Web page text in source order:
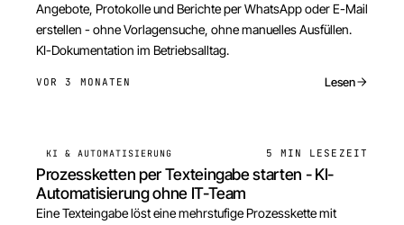
Angebote, Protokolle und Berichte per WhatsApp oder E-Mail
erstellen - ohne Vorlagensuche, ohne manuelles Ausfüllen.
KI-Dokumentation im Betriebsalltag.
VOR 3 MONATEN Lesen
KI & AUTOMATISIERUNG 5 MIN LESEZEIT
Prozessketten per Texteingabe starten - KI-
Automatisierung ohne IT-Team
Eine Texteingabe löst eine mehrstufige Prozesskette mit